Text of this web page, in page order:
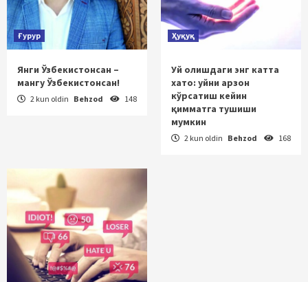
Ғурур
Янги Ўзбекистонсан –
мангу Ўзбекистонсан!
2 kun oldin Behzod 148
Ҳуқуқ
Уй олишдаги энг катта
хато: уйни арзон
кўрсатиш кейин
қимматга тушиши
мумкин
2 kun oldin Behzod 168